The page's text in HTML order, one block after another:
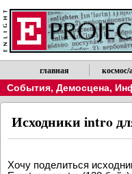
Обратите внимание, что
главная космос/
События,Демосцена,
Исходники intro